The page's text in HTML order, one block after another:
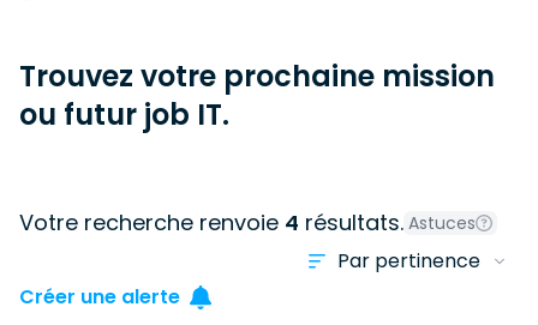
Trouvez votre prochaine mission
ou futur job IT.
Votre recherche renvoie 4 résultats. Astuces
Créer une alerte